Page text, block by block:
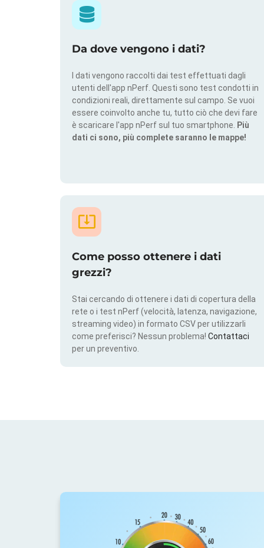
Da dove vengono i dati?
I dati vengono raccolti dai test effettuati dagli
utenti dell'app nPerf. Questi sono test condotti in
condizioni reali, direttamente sul campo. Se vuoi
essere coinvolto anche tu, tutto ciò che devi fare
è scaricare l'app nPerf sul tuo smartphone.
Più
dati ci sono, più complete saranno le mappe!
Come posso ottenere i dati
grezzi?
Stai cercando di ottenere i dati di copertura della
rete o i test nPerf (velocità, latenza, navigazione,
streaming video) in formato CSV per utilizzarli
come preferisci? Nessun problema! Contattaci
per un preventivo.